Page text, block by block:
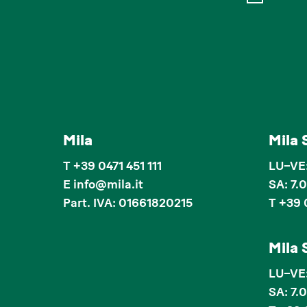
Mila
T+39 0471 451 111
E info@mila.it
Part. IVA: 01661820215
Mila
SA:
T +39
Mila
SA: